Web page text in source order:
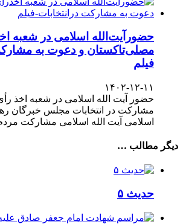
حضورآیت‌الله اسلامی در شعبه
مصلی‌تاکستان و دعوت به
فیلم
۱۴۰۲-۱۲-۱۱
حضور آیت الله اسلامی در شعبه اخذ
مشارکت در انتخابات مجلس خبرگان
اسلامی آیت الله اسلامی مشارکت
دیگر مطالب …
حدیث ۵